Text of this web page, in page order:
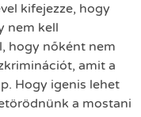
kifejezze, hogy
nem kell
hogy nőként nem
amit a
Hogy igenis lehet
a mostani